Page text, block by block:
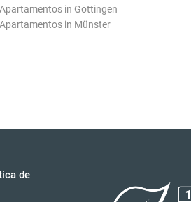
Apartamentos in Göttingen
Apartamentos in Münster
de